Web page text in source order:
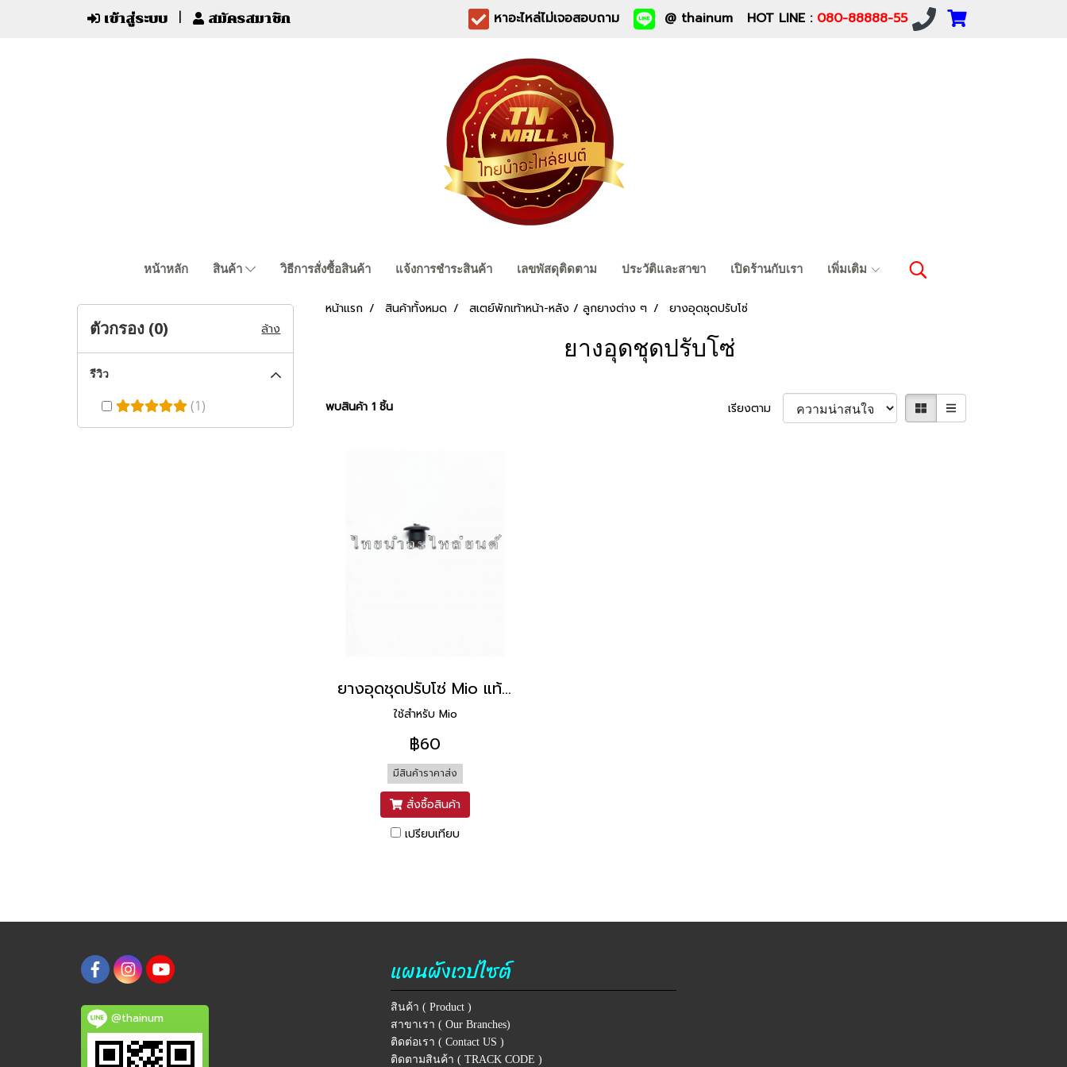
เข้าสู่ระบบ สมัครสมาชิก หาอะไหล่ไม่เจอสอบถาม @ thainum HOT LINE : 080-88888-55
หน้าหลัก สินค้า วิธีการสั่งซื้อสินค้า แจ้งการชำระสินค้า เลขพัสดุติดตาม ประวัติและสาขา เปิดร้านกับเรา เพิ่มเติม
หน้าแรก สินค้าทั้งหมด สเตย์พักเท้าหน้า-หลัง / ลูกยางต่าง ๆ ยางอุดชุดปรับโซ่
ยางอุดชุดปรับโซ่
พบสินค้า 1 ชิ้น เรียงตาม
ยางอุดชุดปรับโซ่ Mio แท้ YAMAHA
ใช้สำหรับ Mio
฿60
มีสินค้าราคาส่ง
สั่งซื้อสินค้า
เปรียบเทียบ
ตัวกรอง (0) ล้าง
รีวิว
(1)
@thainum
แผนผังเวปไซต์
สินค้า ( Product )
สาขาเรา ( Our Branches)
ติดต่อเรา ( Contact US )
ติดตามสินค้า ( TRACK CODE )